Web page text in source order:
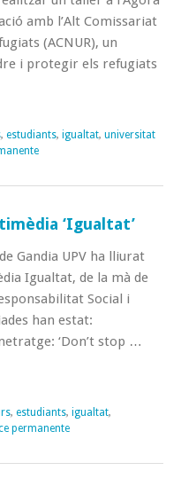
amb l’Alt Comissariat
(ACNUR), un
i protegir els refugiats
, estudiants, igualtat, universitat
‘Igualtat’
Gandia UPV ha lliurat
Igualtat, de la mà de
Social i
han estat:
‘Don’t stop …
, estudiants, igualtat,
permanente